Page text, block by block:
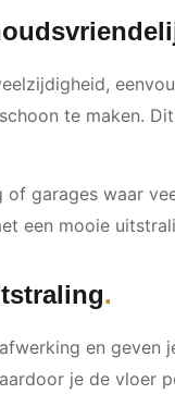
te maken.
garages waar
een mooie
en geven
je de vloer